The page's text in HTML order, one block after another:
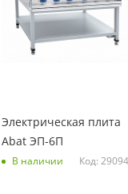
Электрическая плита
Abat ЭП-6П
В наличии Код: 29094